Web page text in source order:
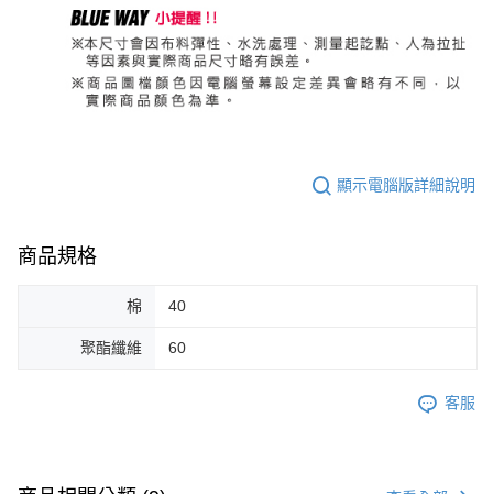
顯示電腦版詳細說明
商品規格
棉 40
聚酯纖維 60
客服